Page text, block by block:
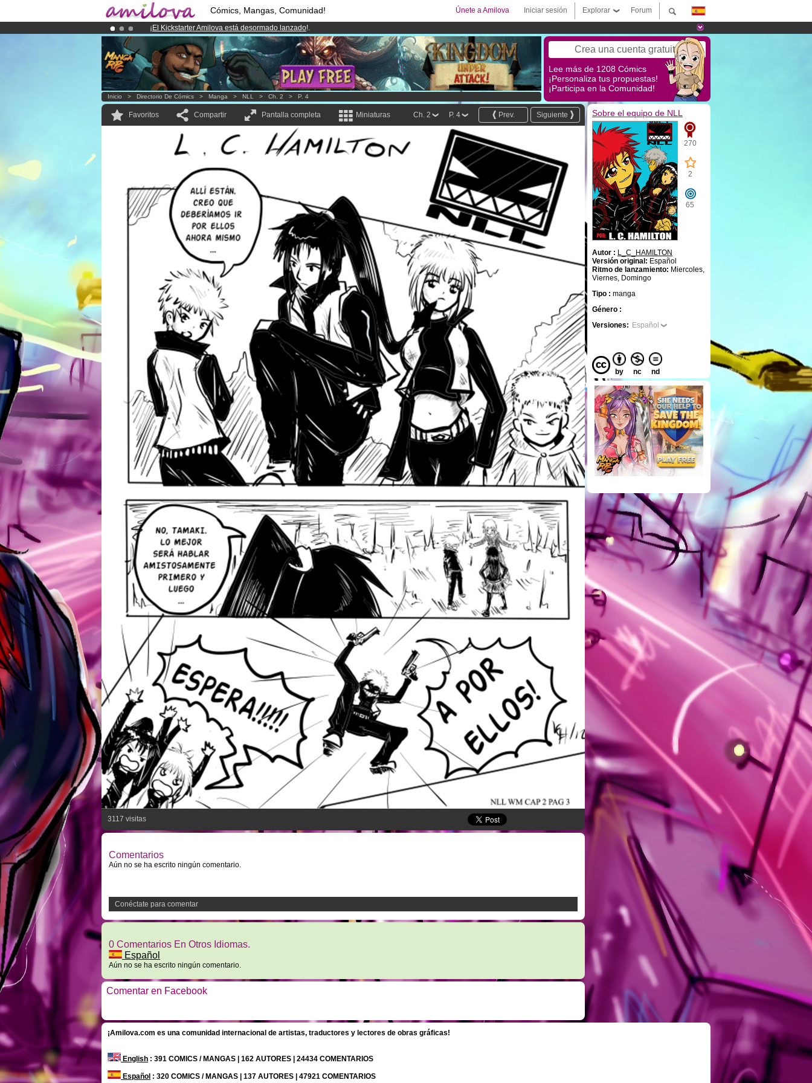
Cómics, Mangas, Comunidad! Forum
Explorar
Iniciar sesión
Únete a Amilova
¡ El Kickstarter Amilova está desormado lanzado!.
¡Conviertete en Premium por3.95 eurosal mes!Hazte Premium ya
¡Ya tenemos 100000miembrosy 1000 Cómics y Mangas!. Crea una cuenta gratuita
Lee más de 1208 Cómics
¡Personaliza tus propuestas!
¡Participa en la Comunidad!
Inicio > Directorio De Cómics > Manga > NLL > Ch. 2 > P. 4
Favoritos Compartir Pantalla completa Miniaturas Siguiente
Prev.
P. 4
Ch. 2
3117 visitas
Comentarios
Aún no se ha escrito ningún comentario.
Conéctate para comentar
0 Comentarios En Otros Idiomas.
Español
Aún no se ha escrito ningún comentario.
Comentar en Facebook
Sobre el equipo de NLL
270
2
65
Autor : L_C_HAMILTON
Versión original: Español
Ritmo de lanzamiento: Miercoles,
Viernes, Domingo
Tipo : manga
Género :
Versiones: Español
by nc nd
¡Amilova.com es una comunidad internacional de artistas, traductores y lectores de obras gráficas!
English : 391 COMICS / MANGAS | 162 AUTORES | 24434 COMENTARIOS
Español : 320 COMICS / MANGAS | 137 AUTORES | 47921 COMENTARIOS